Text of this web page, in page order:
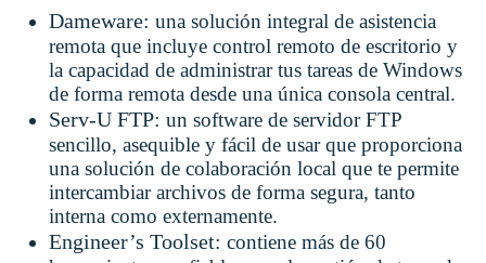
Dameware: una solución integral de asistencia
remota que incluye control remoto de escritorio y
la capacidad de administrar tus tareas de Windows
de forma remota desde una única consola central.
Serv-U FTP: un software de servidor FTP
sencillo, asequible y fácil de usar que proporciona
una solución de colaboración local que te permite
intercambiar archivos de forma segura, tanto
interna como externamente.
Engineer’s Toolset: contiene más de 60